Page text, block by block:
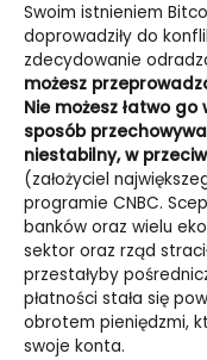
Swoim istnieniem
doprowadziły do
zdecydowanie
możesz
Nie możesz łatwo
sposób
niestabilny, w
(założyciel
programie CNBC.
banków oraz wielu
sektor oraz rząd
przestałyby
płatności stała się
obrotem pieniędzmi,
swoje konta.